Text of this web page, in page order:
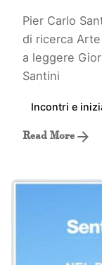
Pier Carlo
di ricerca
a leggere
Santini
Incontri e
Read More